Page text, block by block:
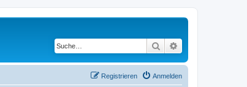
Suche
Anmelden
Registrieren